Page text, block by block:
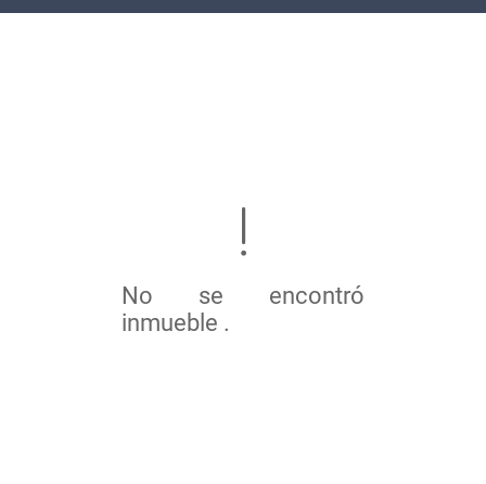
No se encontró
inmueble .